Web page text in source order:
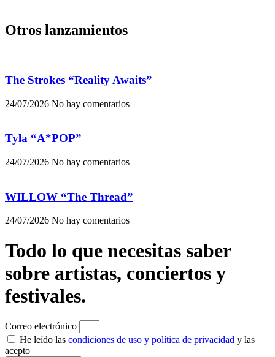
Otros lanzamientos
The Strokes “Reality Awaits”
24/07/2026 No hay comentarios
Tyla “A*POP”
24/07/2026 No hay comentarios
WILLOW “The Thread”
24/07/2026 No hay comentarios
Todo lo que necesitas saber
sobre artistas, conciertos y
festivales.
Correo electrónico
He leído las condiciones de uso y política de privacidad y las
acepto